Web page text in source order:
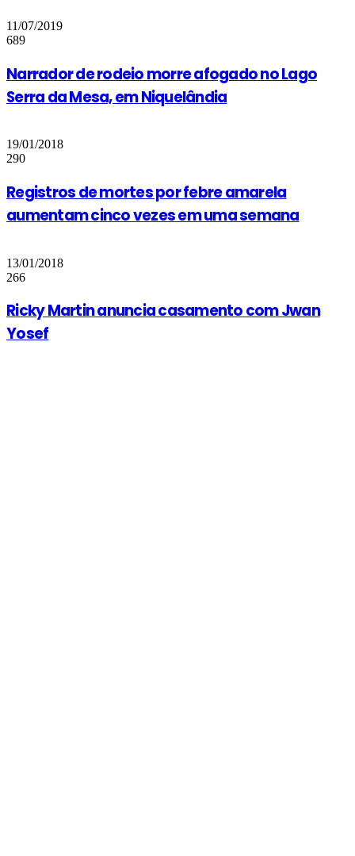
11/07/2019
689
Narrador de rodeio morre afogado no Lago
Serra da Mesa, em Niquelândia
19/01/2018
290
Registros de mortes por febre amarela
aumentam cinco vezes em uma semana
13/01/2018
266
Ricky Martin anuncia casamento com Jwan
Yosef